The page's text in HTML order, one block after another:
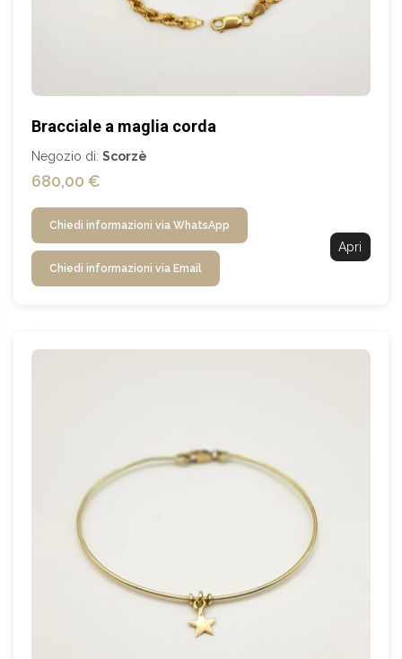
Bracciale a maglia corda
Negozio di: Scorzè
680,00 €
Chiedi informazioni via WhatsApp
Chiedi informazioni via Email
Apri